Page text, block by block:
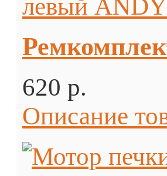
620 p.
Описание